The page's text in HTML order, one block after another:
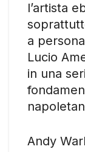
l’artista
a
Lucio
in una
Andy